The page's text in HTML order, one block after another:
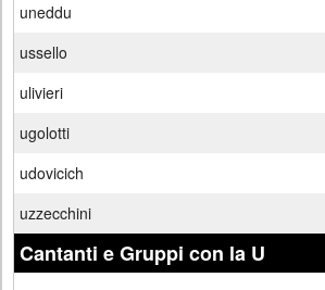
uneddu
ussello
ulivieri
ugolotti
udovicich
uzzecchini
Cantanti e Gruppi con la U